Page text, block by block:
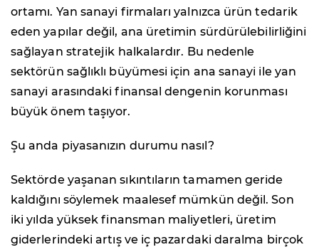
ortamı. Yan sanayi firmaları yalnızca ürün tedarik
eden yapılar değil, ana üretimin sürdürülebilirliğini
sağlayan stratejik halkalardır. Bu nedenle
sektörün sağlıklı büyümesi için ana sanayi ile yan
sanayi arasındaki finansal dengenin korunması
büyük önem taşıyor.
Şu anda piyasanızın durumu nasıl?
Sektörde yaşanan sıkıntıların tamamen geride
kaldığını söylemek maalesef mümkün değil. Son
iki yılda yüksek finansman maliyetleri, üretim
giderlerindeki artış ve iç pazardaki daralma birçok